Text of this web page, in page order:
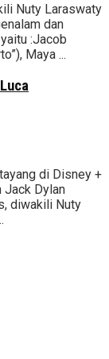
Nuty Laraswaty
dan
:Jacob
Maya ...
di Disney +
Jack Dylan
diwakili Nuty